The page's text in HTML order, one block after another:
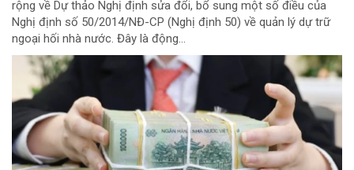
rộng về Dự thảo Nghị định sửa đổi, bổ sung một số điều của
Nghị định số 50/2014/NĐ-CP (Nghị định 50) về quản lý dự trữ
ngoại hối nhà nước. Đây là động...